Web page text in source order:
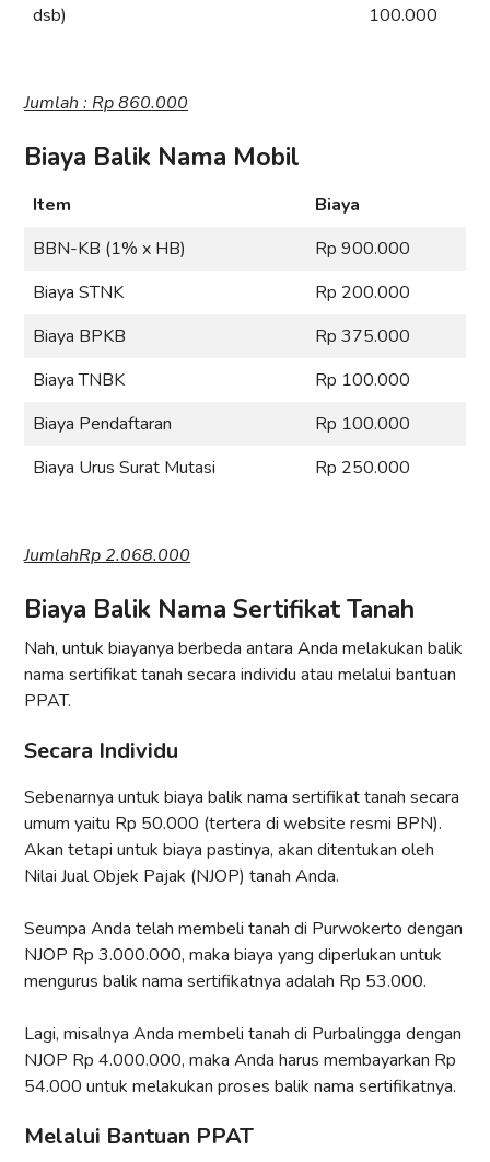
dsb)
100.000
Jumlah : Rp 860.000
Biaya Balik Nama Mobil
Item
Biaya
BBN-KB (1% x HB)
Rp 900.000
Biaya STNK
Rp 200.000
Biaya BPKB
Rp 375.000
Biaya TNBK
Rp 100.000
Biaya Pendaftaran
Rp 100.000
Biaya Urus Surat Mutasi
Rp 250.000
JumlahRp 2.068.000
Biaya Balik Nama Sertifikat Tanah
Nah, untuk biayanya berbeda antara Anda melakukan balik
nama sertifikat tanah secara individu atau melalui bantuan
PPAT.
Secara Individu
Sebenarnya untuk biaya balik nama sertifikat tanah secara
umum yaitu Rp 50.000 (tertera di website resmi BPN).
Akan tetapi untuk biaya pastinya, akan ditentukan oleh
Nilai Jual Objek Pajak (NJOP) tanah Anda.
Seumpa Anda telah membeli tanah di Purwokerto dengan
NJOP Rp 3.000.000, maka biaya yang diperlukan untuk
mengurus balik nama sertifikatnya adalah Rp 53.000.
Lagi, misalnya Anda membeli tanah di Purbalingga dengan
NJOP Rp 4.000.000, maka Anda harus membayarkan Rp
54.000 untuk melakukan proses balik nama sertifikatnya.
Melalui Bantuan PPAT